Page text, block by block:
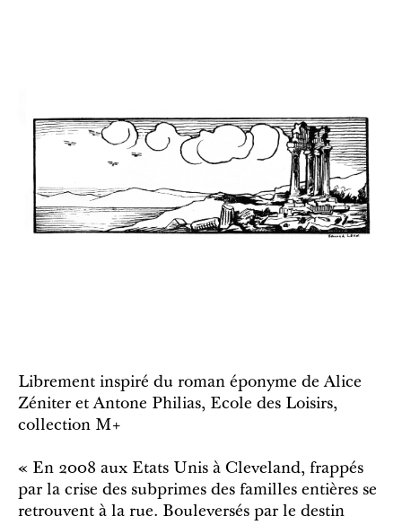
Librement inspiré du roman éponyme de Alice
Zéniter et Antone Philias, Ecole des Loisirs,
collection M+
« En 2008 aux Etats Unis à Cleveland, frappés
par la crise des subprimes des familles entières se
retrouvent à la rue. Bouleversés par le destin